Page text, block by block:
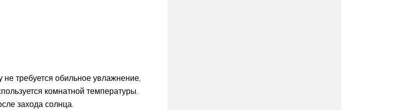
требуется обильное увлажнение,
комнатной температуры.
захода солнца.